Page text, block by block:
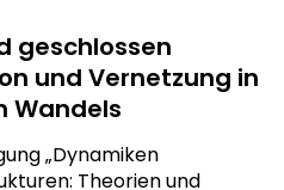
geschlossen
und Vernetzung in
Wandels
„Dynamiken
Theorien und